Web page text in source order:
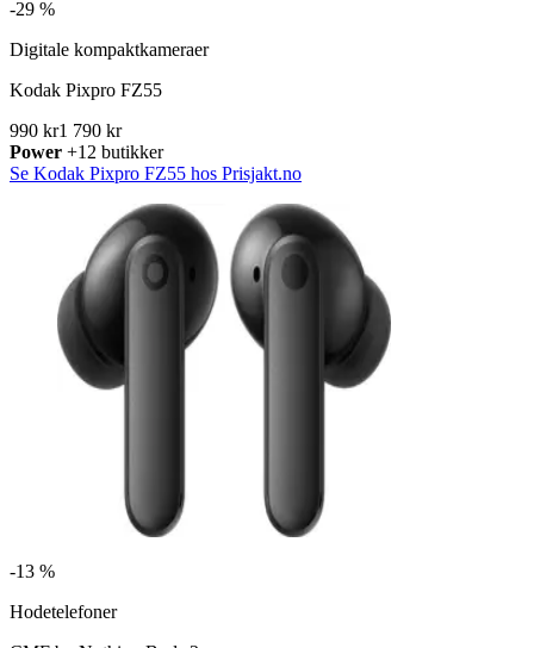
-29 %
Digitale kompaktkameraer
Kodak Pixpro FZ55
990 kr1 790 kr
Power +12 butikker
Se Kodak Pixpro FZ55 hos Prisjakt.no
-13 %
Hodetelefoner